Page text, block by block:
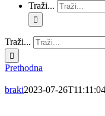
Traži...
Traži...
Prethodna
braki2023-07-